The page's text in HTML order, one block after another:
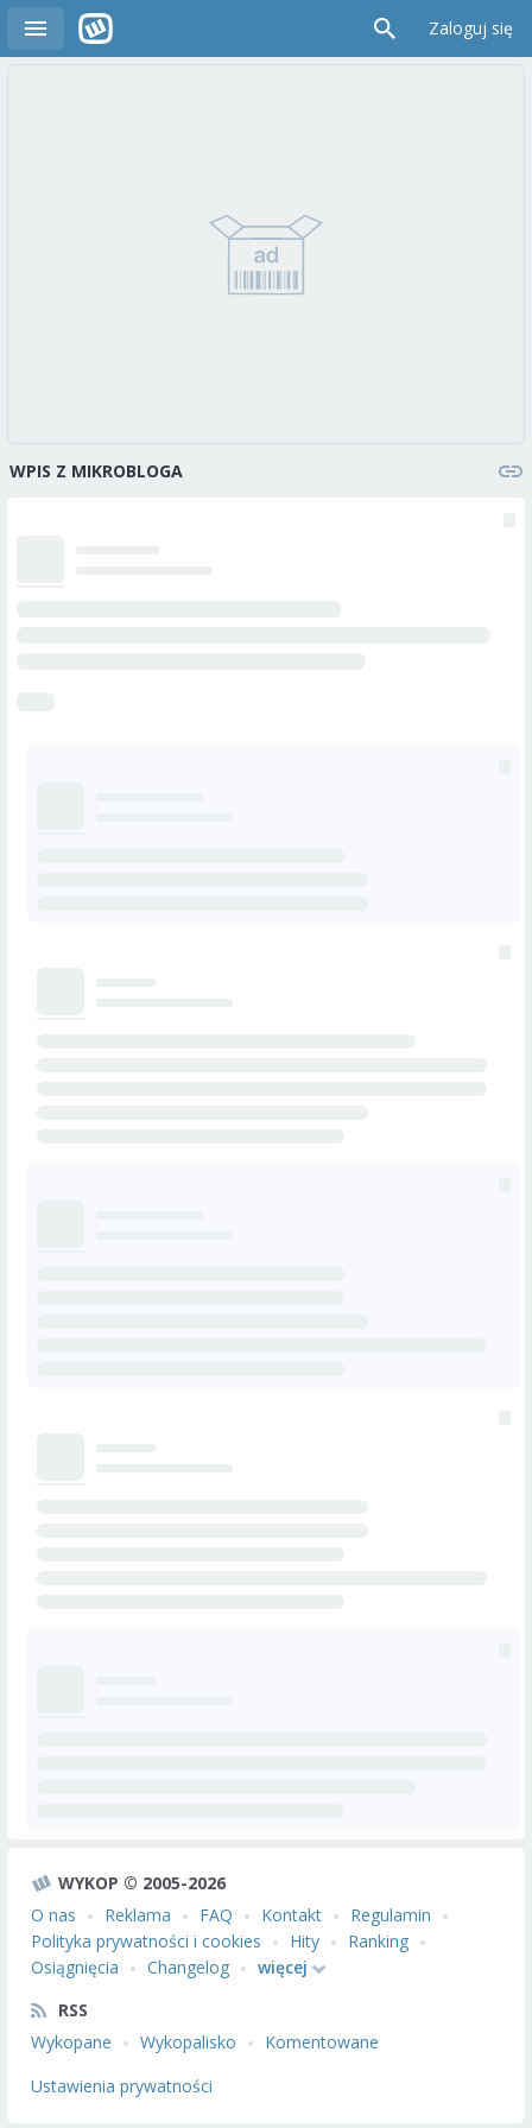
Zaloguj się
WPIS Z MIKROBLOGA
WYKOP © 2005-2026
O nas
Reklama FAQ Kontakt
Regulamin
Polityka prywatności i cookies
Hity
Ranking
Osiągnięcia
Changelog
więcej
RSS
Wykopane
Wykopalisko
Komentowane
Ustawienia prywatności